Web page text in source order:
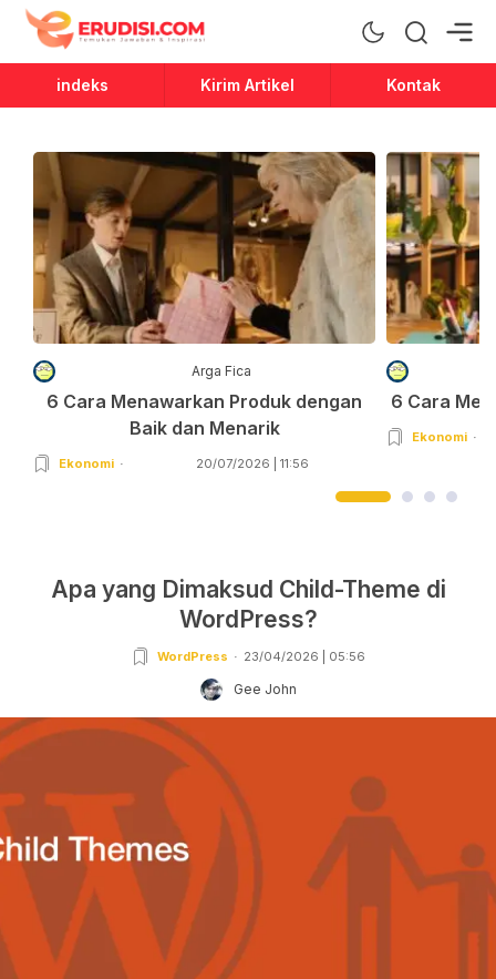
Erudisi
Temukan Jawaban dan Inspirasi
indeks Kirim Artikel Kontak
Arga Fica
6 Cara Menawarkan Produk dengan
Baik dan Menarik
Ekonomi 20/07/2026 | 11:56
6 Cara
Ekonomi
Apa yang Dimaksud Child-Theme di
WordPress?
WordPress 23/04/2026 | 05:56
Gee John